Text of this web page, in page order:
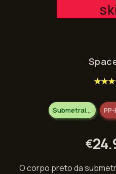
€
Submetralhadoras
O corpo preto da